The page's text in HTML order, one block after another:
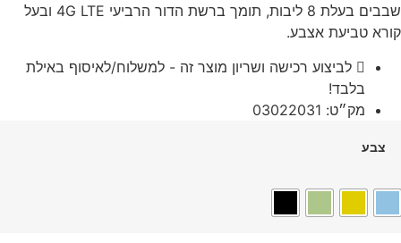
שבבים בעלת 8 ליבות, תומך ברשת הדור הרביעי 4G LTE ובעל
קורא טביעת אצבע.
לביצוע רכישה ושריון מוצר זה - למשלוח/לאיסוף באילת
בלבד!
מק״ט: 03022031
צבע